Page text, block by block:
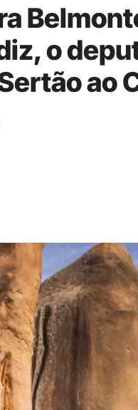
o
ao